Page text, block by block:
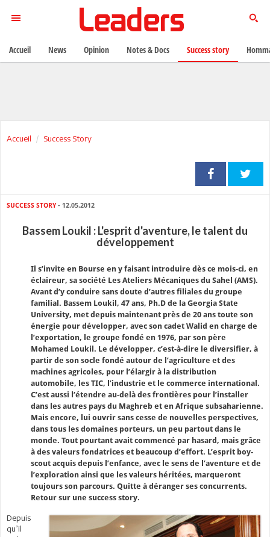
Accueil Success Story
SUCCESS STORY- 12.05.2012
Bassem Loukil : L'esprit d'aventure, le talent du
développement
Il s’invite en Bourse en y faisant introduire dès ce mois-ci, en
éclaireur, sa société Les Ateliers Mécaniques du Sahel (AMS).
Avant d’y conduire sans doute d’autres filiales du groupe
familial. Bassem Loukil, 47 ans, Ph.D de la Georgia State
University, met depuis maintenant près de 20 ans toute son
énergie pour développer, avec son cadet Walid en charge de
l’exportation, le groupe fondé en 1976, par son père
Mohamed Loukil. Le développer, c’est-à-dire le diversifier, à
partir de son socle fondé autour de l’agriculture et des
machines agricoles, pour l’élargir à la distribution
automobile, les TIC, l’industrie et le commerce international.
C’est aussi l’étendre au-delà des frontières pour l’installer
dans les autres pays du Maghreb et en Afrique subsaharienne.
Mais encore, lui ouvrir sans cesse de nouvelles perspectives,
dans tous les domaines porteurs, un peu partout dans le
monde. Tout pourtant avait commencé par hasard, mais grâce
à des valeurs fondatrices et beaucoup d’effort. L’esprit boy-
scout acquis depuis l’enfance, avec le sens de l’aventure et de
l’exploration ainsi que les valeurs héritées, marqueront
toujours son parcours. Quitte à déranger ses concurrents.
Retour sur une success story.
Depuis
qu’il
Accueil News Opinion Notes & Docs Success story